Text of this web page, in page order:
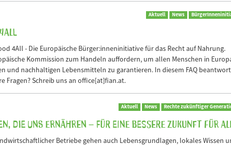
Aktuell News
4All - Die Europäische Bürger:inneninitiative für das Recht auf Nahrung.
Kommission zum Handeln auffordern, um allen Menschen in
und nachhaltigen Lebensmitteln zu garantieren. In diesem FAQ
Fragen? Schreib uns an office[at]fian.at.
Aktuell News Rechte zukünftiger
die uns ernähren – für eine bessere Zukunft für
Betriebe gehen auch Lebensgrundlagen, lokales Wissen